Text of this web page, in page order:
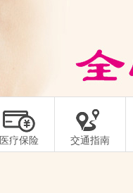
医疗保险 交通指南